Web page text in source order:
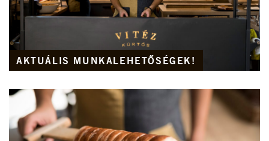
AKTUÁLIS MUNKALEHETŐSÉGEK!